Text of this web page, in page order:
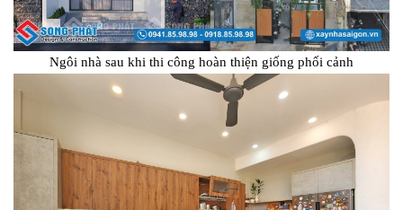
Ngôi nhà sau khi thi công hoàn thiện giống phối cảnh